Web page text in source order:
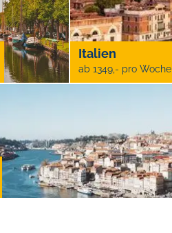
Italien
ab 1349,- pro Woche